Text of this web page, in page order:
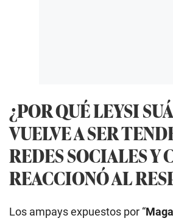
¿POR QUÉ LEYSI
VUELVE A SER
REDES SOCIALES Y
REACCIONÓ AL
Los ampays expuestos por “